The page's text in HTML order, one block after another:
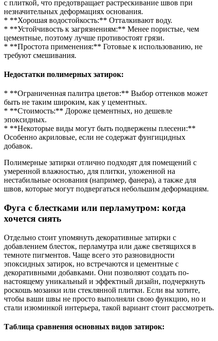
с плиткой, что предотвращает растрескивание швов при
незначительных деформациях основания.
* **Хорошая водостойкость:** Отталкивают воду.
* **Устойчивость к загрязнениям:** Менее пористые, чем
цементные, поэтому лучше противостоят грязи.
* **Простота применения:** Готовые к использованию, не
требуют смешивания.
Недостатки полимерных затирок:
* **Ограниченная палитра цветов:** Выбор оттенков может
быть не таким широким, как у цементных.
* **Стоимость:** Дороже цементных, но дешевле
эпоксидных.
* **Некоторые виды могут быть подвержены плесени:**
Особенно акриловые, если не содержат фунгицидных
добавок.
Полимерные затирки отлично подходят для помещений с
умеренной влажностью, для плитки, уложенной на
нестабильные основания (например, фанера), а также для
швов, которые могут подвергаться небольшим деформациям.
Фуга с блестками или перламутром: когда
хочется сиять
Отдельно стоит упомянуть декоративные затирки с
добавлением блесток, перламутра или даже светящихся в
темноте пигментов. Чаще всего это разновидности
эпоксидных затирок, но встречаются и цементные с
декоративными добавками. Они позволяют создать по-
настоящему уникальный и эффектный дизайн, подчеркнуть
роскошь мозаики или стеклянной плитки. Если вы хотите,
чтобы ваши швы не просто выполняли свою функцию, но и
стали изюминкой интерьера, такой вариант стоит рассмотреть.
Таблица сравнения основных видов затирок: